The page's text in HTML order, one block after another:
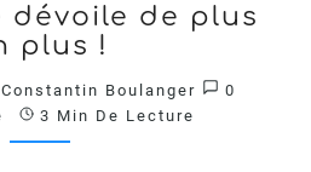
2014
SE
DE
PLUS
EN
dévoile de plus
plus !
Constantin Boulanger
0
3 Min De Lecture